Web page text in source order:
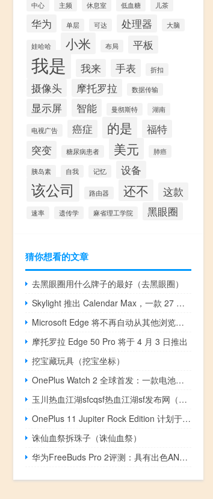
中心 主频 休息室 低血糖 儿茶
华为 单层 可达 处理器 大脑
娃哈哈 小米 布局 平板
我是 我来 手表 折扣
摄像头 摩托罗拉 数据传输
显示屏 智能 曼彻斯特 湖南
电视广告 癌症 的是
福特
突变
糖尿病患者 美元 肺癌
胰岛素 自我 记忆 设备
该公司 路由器 还不 这款
速率 遗传学 麻省理工学院 黑眼圈
猜你想看的文章
去黑眼圈用什么牌子的最好（去黑眼圈）
Skylight 推出 Calendar Max，一款 27 英寸触摸屏 旨在简化家居生活
Microsoft Edge 将不再自动从其他浏览器导入数据
摩托罗拉 Edge 50 Pro 将于 4 月 3 日推出
挖宝藏玩具（挖宝坐标）
OnePlus Watch 2 全球首发：一款电池续航时间超过 2 天的 Wear OS 智能手表
玉川热血江湖sfcqsf热血江湖sf发布网（玉川热血江湖sf）
OnePlus 11 Jupiter Rock Edition 计划于 2023 年 3 月下旬发布
诛仙血祭拆珠子（诛仙血祭）
华为FreeBuds Pro 2评测：具有出色ANC和音质的出色耳塞